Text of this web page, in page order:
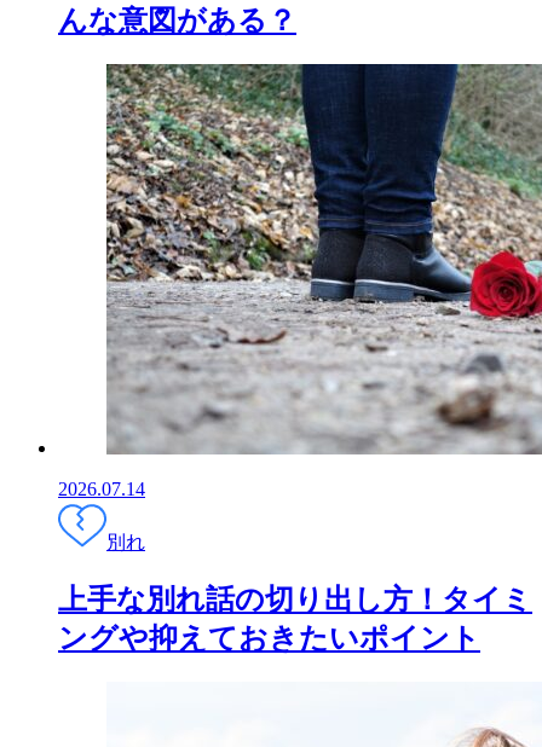
んな意図がある？
2026.07.14
別れ
上手な別れ話の切り出し方！タイミ
ングや抑えておきたいポイント